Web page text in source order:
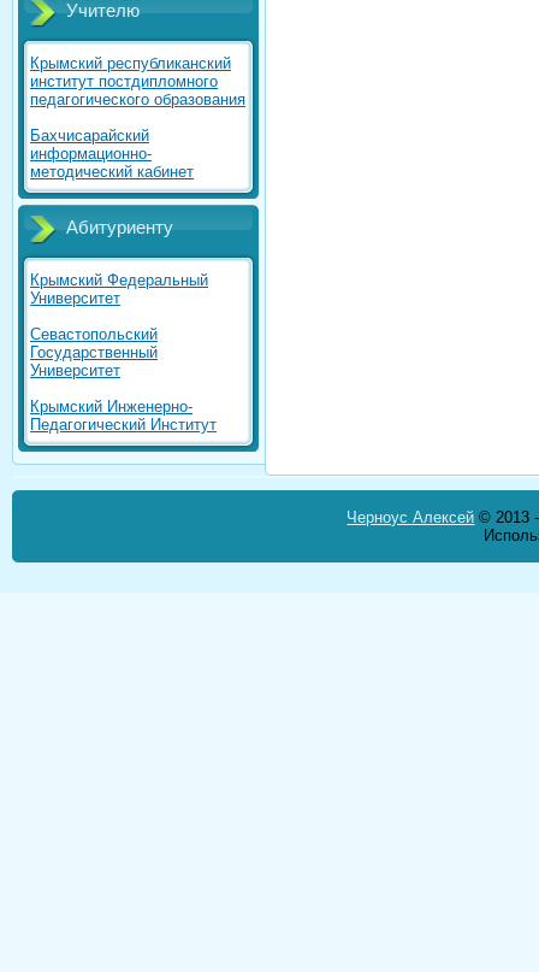
Учителю
Крымский республиканский
институт постдипломного
педагогического образования
Бахчисарайский
информационно-
методический кабинет
Абитуриенту
Крымский Федеральный
Университет
Севастопольский
Государственный
Университет
Крымский Инженерно-
Педагогический Институт
Черноус Алексей © 2013